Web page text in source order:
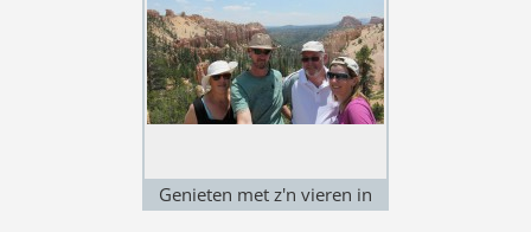
Genieten met z'n vieren in